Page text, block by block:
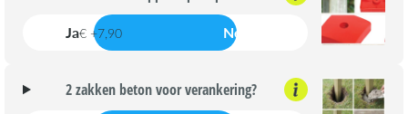
Ja€ +7,90 Nee
2 zakken beton voor verankering?